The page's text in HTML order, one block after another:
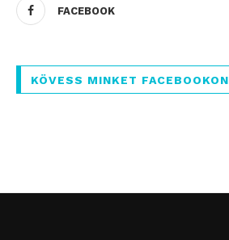
FACEBOOK
KÖVESS MINKET FACEBOOKON